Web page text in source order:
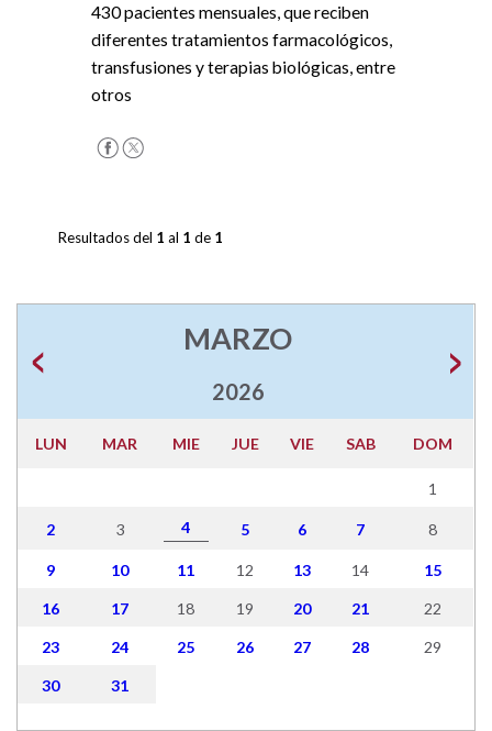
430 pacientes mensuales, que reciben
diferentes tratamientos farmacológicos,
transfusiones y terapias biológicas, entre
otros
Resultados del 1 al 1de 1
MARZO
2026
LUN MAR MIE JUE VIE SAB DOM
1
2 3 4 5 6 7 8
9 10 11 12 13 14 15
16 17 18 19 20 21 22
23 24 25 26 27 28 29
30 31